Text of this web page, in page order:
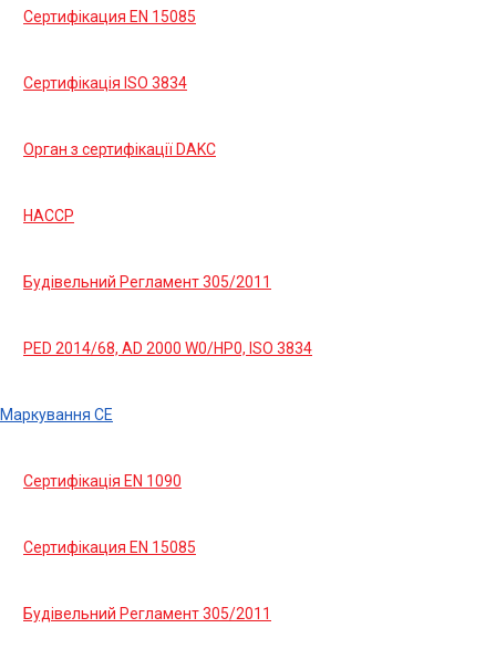
Сертифікация EN 15085
Сертифікація ISO 3834
Орган з сертифікації DAKC
HACCP
Будівельний Регламент 305/2011
PED 2014/68, AD 2000 W0/HP0, ISO 3834
Маркування СЕ
Сертифікація EN 1090
Сертифікация EN 15085
Будівельний Регламент 305/2011